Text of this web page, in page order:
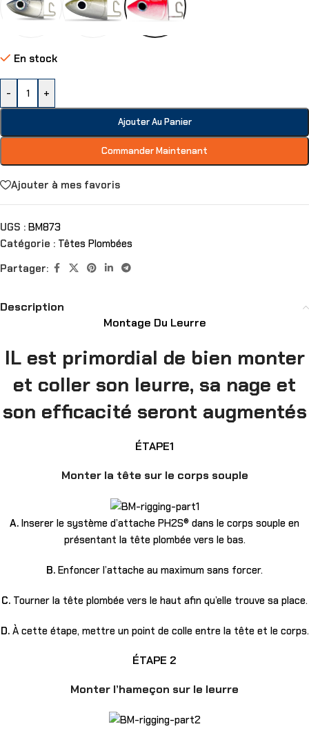
En stock
- +
Ajouter Au Panier
Commander Maintenant
Ajouter à mes favoris
UGS : BM873
Catégorie : Têtes Plombées
Partager:
Description
Montage Du Leurre
IL est primordial de bien monter
et coller son leurre, sa nage et
son efficacité seront augmentés
ÉTAPE1
Monter la tête sur le corps souple
A. Inserer le système d’attache PH2S® dans le corps souple en
présentant la tête plombée vers le bas.
B. Enfoncer l’attache au maximum sans forcer.
C. Tourner la tête plombée vers le haut afin qu’elle trouve sa place.
D.À cette étape, mettre un point de colle entre la tête et le corps.
ÉTAPE 2
Monter l’hameçon sur le leurre